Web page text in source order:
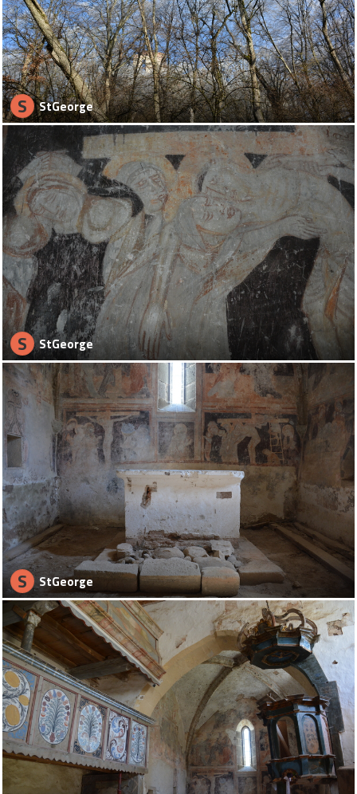
S StGeorge
S StGeorge
S StGeorge